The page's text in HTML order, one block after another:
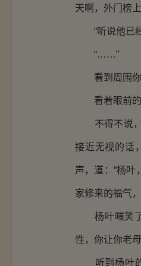
天啊，外门榜
“听说他已经
“……”
看到周围你
看着眼前的
不得不说，
接近无视的话
声，道：“杨
家修来的福气
杨叶嗤笑了
性，你让你老
听到杨叶的